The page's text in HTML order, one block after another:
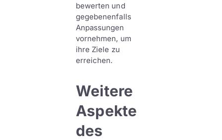
bewerten und
gegebenenfalls
Anpassungen
vornehmen, um
ihre Ziele zu
erreichen.
Weitere
Aspekte
des